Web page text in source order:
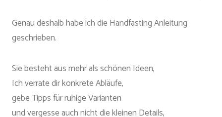
Genau deshalb habe ich die Handfasting Anleitung
geschrieben.
Sie besteht aus mehr als schönen Ideen,
Ich verrate dir konkrete Abläufe,
gebe Tipps für ruhige Varianten
und vergesse auch nicht die kleinen Details,